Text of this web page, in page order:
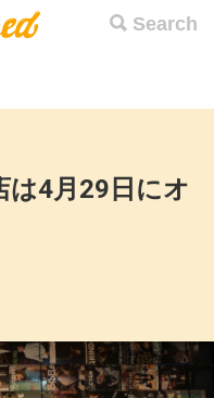
Search
は4月29日にオ